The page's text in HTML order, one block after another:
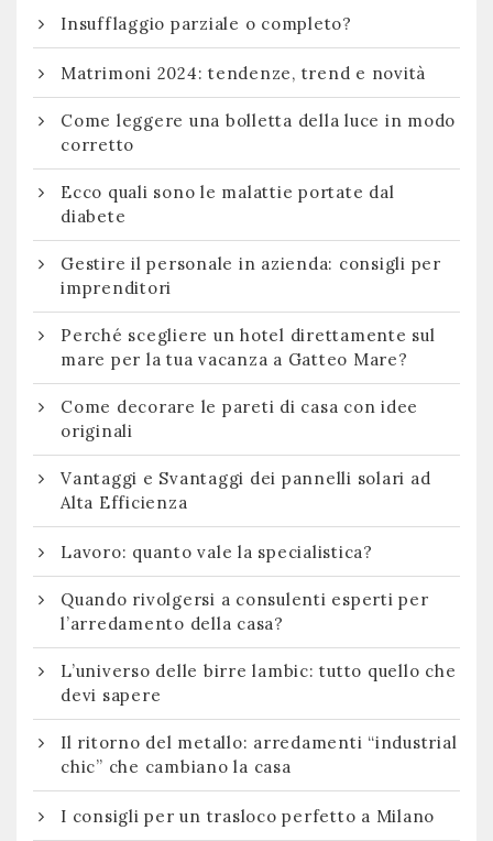
Insufflaggio parziale o completo?
Matrimoni 2024: tendenze, trend e novità
Come leggere una bolletta della luce in modo
corretto
Ecco quali sono le malattie portate dal
diabete
Gestire il personale in azienda: consigli per
imprenditori
Perché scegliere un hotel direttamente sul
mare per la tua vacanza a Gatteo Mare?
Come decorare le pareti di casa con idee
originali
Vantaggi e Svantaggi dei pannelli solari ad
Alta Efficienza
Lavoro: quanto vale la specialistica?
Quando rivolgersi a consulenti esperti per
l’arredamento della casa?
L’universo delle birre lambic: tutto quello che
devi sapere
Il ritorno del metallo: arredamenti “industrial
chic” che cambiano la casa
I consigli per un trasloco perfetto a Milano